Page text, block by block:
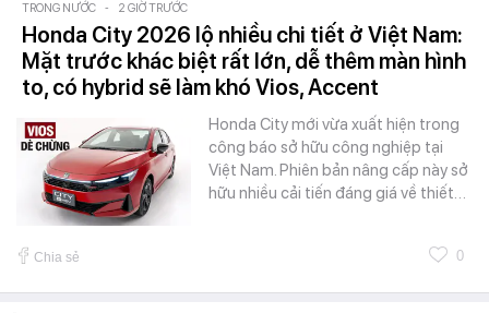
TRONG NƯỚC - 2 GIỜ TRƯỚC
Honda City 2026 lộ nhiều chi tiết ở Việt Nam:
Mặt trước khác biệt rất lớn, dễ thêm màn hình
to, có hybrid sẽ làm khó Vios, Accent
Honda City mới vừa xuất hiện trong
công báo sở hữu công nghiệp tại
Việt Nam. Phiên bản nâng cấp này sở
hữu nhiều cải tiến đáng giá về thiết…
Chia sẻ 0